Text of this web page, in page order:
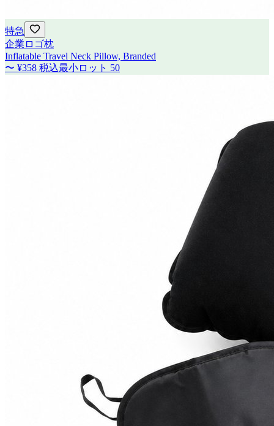
特急
企業ロゴ枕
Inflatable Travel Neck Pillow, Branded
〜 ¥358 税込最小ロット 50